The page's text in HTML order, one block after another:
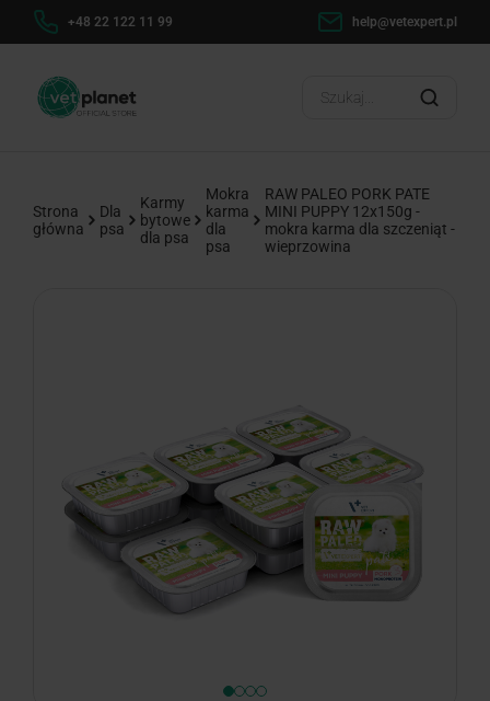
+48 22 122 11 99 help@vetexpert.pl
Strona
główna
Dla
psa
Karmy
bytowe
dla psa
Mokra
karma
dla
psa
RAW PALEO PORK PATE
MINI PUPPY 12x150g -
mokra karma dla szczeniąt -
wieprzowina